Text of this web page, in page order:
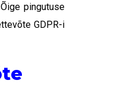
pingutuse
GDPR-i